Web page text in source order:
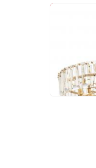
-30%Люстра
65 000
45